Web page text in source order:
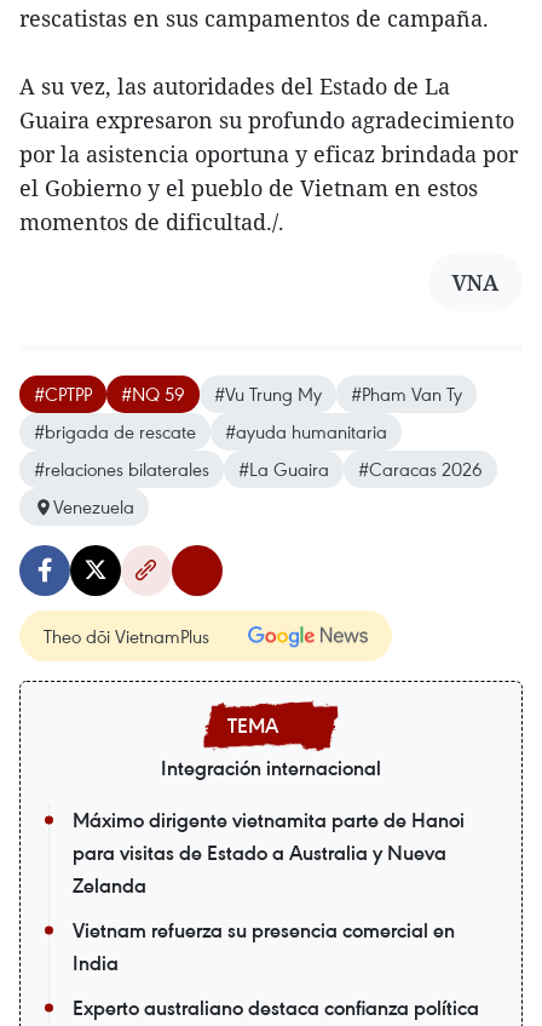
rescatistas en sus campamentos de campaña.
A su vez, las autoridades del Estado de La
Guaira expresaron su profundo agradecimiento
por la asistencia oportuna y eficaz brindada por
el Gobierno y el pueblo de Vietnam en estos
momentos de dificultad./.
VNA
#CPTPP #NQ 59 #Vu Trung My
#Pham Van Ty
#brigada de rescate
#ayuda humanitaria
#relaciones bilaterales
#La Guaira
#Caracas 2026
Venezuela
Theo dõi VietnamPlus
Integración internacional
Máximo dirigente vietnamita parte de Hanoi
para visitas de Estado a Australia y Nueva
Zelanda
Vietnam refuerza su presencia comercial en
India
Experto australiano destaca confianza política